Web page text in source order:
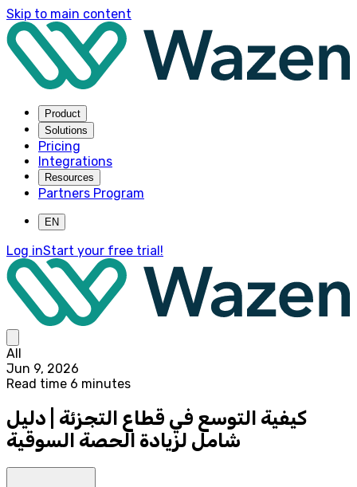
Skip to main content
Product
Solutions
Pricing
Integrations
Resources
Partners Program
EN
Log inStart your free trial!
All
Jun 9, 2026
Read time 6 minutes
كيفية التوسع في قطاع التجزئة | دليل
شامل لزيادة الحصة السوقية